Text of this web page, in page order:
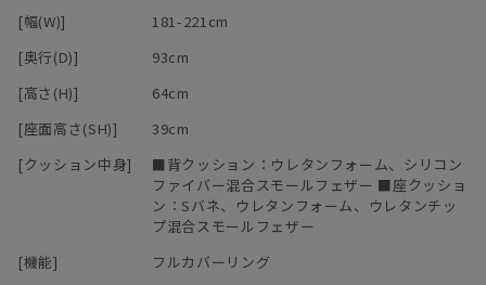
柔らかくクタっと変化し、まるで包みこまれるような座り心地にな
ります。
変化していく姿を楽しむことができるのも魅力の一つです。
[幅(W)]
181-221cm
[奥行(D)]
93cm
[高さ(H)]
64cm
[座面高さ(SH)]
39cm
[クッション中身]
■背クッション：ウレタンフォーム、シリコン
ファイバー混合スモールフェザー ■座クッショ
ン：Sバネ、ウレタンフォーム、ウレタンチッ
プ混合スモールフェザー
[機能]
フルカバーリング